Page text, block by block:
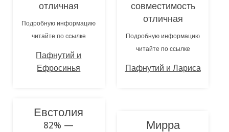
отличная
Подробную информацию
читайте по ссылке
Пафнутий и
Ефросинья
совместимость
отличная
Подробную информацию
читайте по ссылке
Пафнутий и Лариса
Евстолия
82% —
Мирра